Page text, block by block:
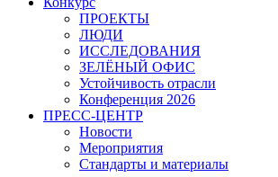
ПРОЕКТЫ
ЛЮДИ
ИССЛЕДОВАНИЯ
ЗЕЛЁНЫЙ ОФИС
Устойчивость отрасли
Конференция 2026
ПРЕСС-ЦЕНТР
Новости
Мероприятия
Стандарты и материалы